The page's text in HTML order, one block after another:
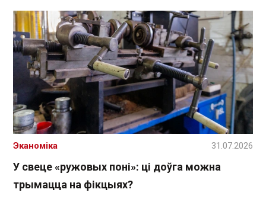
У свеце «ружовых поні»: ці доўга можна
трымацца на фікцыях?
Эканоміка 31.07.2026